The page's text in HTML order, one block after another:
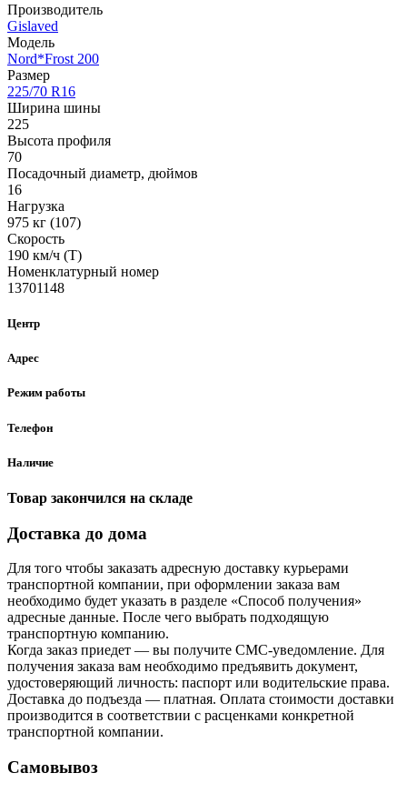
Производитель
Gislaved
Модель
Nord*Frost 200
Размер
225/70 R16
Ширина шины
225
Высота профиля
70
Посадочный диаметр, дюймов
16
Нагрузка
975 кг (107)
Скорость
190 км/ч (T)
Номенклатурный номер
13701148
Центр
Адрес
Режим работы
Телефон
Наличие
Товар закончился на складе
Доставка до дома
Для того чтобы заказать адресную доставку курьерами
транспортной компании, при оформлении заказа вам
необходимо будет указать в разделе «Способ получения»
адресные данные. После чего выбрать подходящую
транспортную компанию.
Когда заказ приедет — вы получите СМС-уведомление. Для
получения заказа вам необходимо предъявить документ,
удостоверяющий личность: паспорт или водительские права.
Доставка до подъезда — платная. Оплата стоимости доставки
производится в соответствии с расценками конкретной
транспортной компании.
Самовывоз